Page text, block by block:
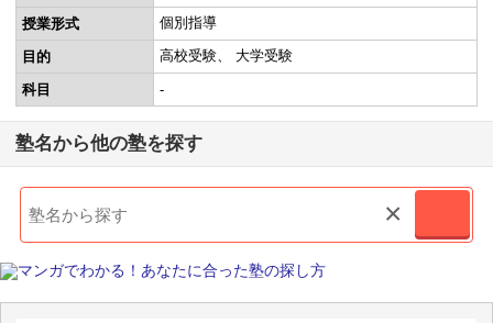
授業形式 個別指導
目的 高校受験 大学受験
科目 -
塾名から他の塾を探す
×